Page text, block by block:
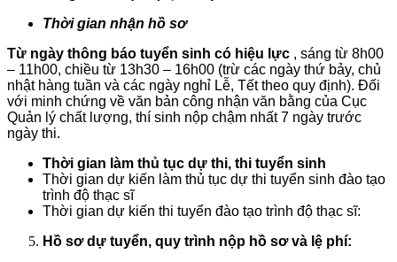
Thời gian nhận hồ sơ
Từ ngày thông báo tuyển sinh có hiệu lực , sáng từ 8h00
– 11h00, chiều từ 13h30 – 16h00 (trừ các ngày thứ bảy, chủ
nhật hàng tuần và các ngày nghỉ Lễ, Tết theo quy định). Đối
với minh chứng về văn bản công nhận văn bằng của Cục
Quản lý chất lượng, thí sinh nộp chậm nhất 7 ngày trước
ngày thi.
Thời gian làm thủ tục dự thi, thi tuyển sinh
Thời gian dự kiến làm thủ tục dự thi tuyển sinh đào tạo
trình độ thạc sĩ
Thời gian dự kiến thi tuyển đào tạo trình độ thạc sĩ:
Hồ sơ dự tuyển, quy trình nộp hồ sơ và lệ phí: